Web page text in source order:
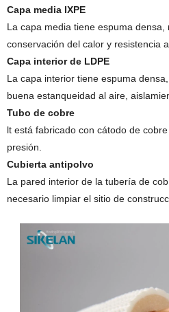
Capa media IXPE
La capa media tiene espuma
conservación del calor y resistencia
Capa interior de LDPE
La capa interior tiene espuma
buena estanqueidad al aire,
Tubo de cobre
lt está fabricado con cátodo de
presión.
Cubierta antipolvo
La pared interior de la tubería de
necesario limpiar el sitio de